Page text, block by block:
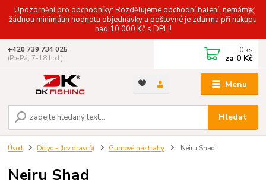
Upozornění pro obchodníky: Rozdělujeme obchodní balení, nemáme
žádnou minimální hodnotu objednávky a poštovné je zdarma při nákupu
nad 10 000 Kč s DPH!
Menu
Hledat
+420 739 734 025
(Po-Pá, 7-18 hod.)
0 ks
za 0 Kč
Úvod Doiyo - (lov dravců) Gumové nástrahy Neiru Shad
Neiru Shad